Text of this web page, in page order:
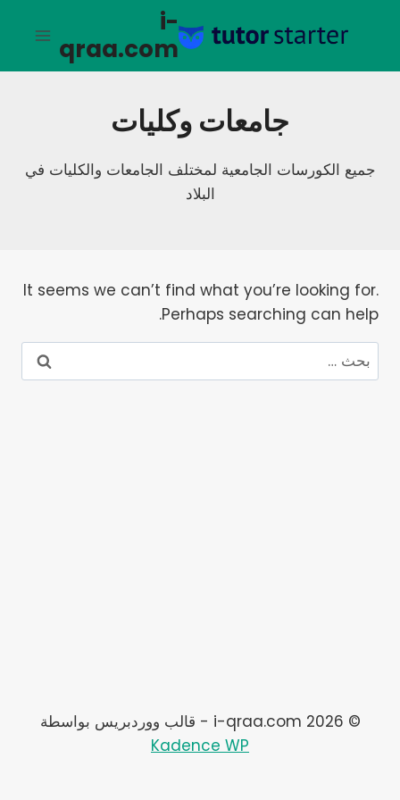
i-
qraa.com
جامعات وكليات
جميع الكورسات الجامعية لمختلف الجامعات والكليات في
البلاد
It seems we can’t find what you’re looking for.
Perhaps searching can help.
البحث
عن:
© 2026 i-qraa.com - قالب ووردبريس بواسطة
Kadence WP